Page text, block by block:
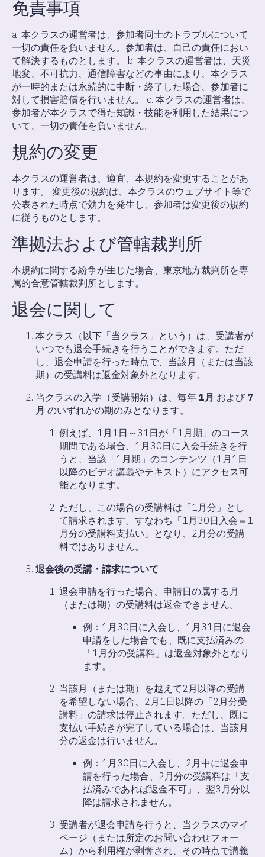
免責事項
a. 本クラスの運営者は、参加者同士のトラブルについて
一切の責任を負いません。参加者は、自己の責任におい
て解決するものとします。 b. 本クラスの運営者は、天災
地変、不可抗力、通信障害などの事由により、本クラス
が一時的または永続的に中断・終了した場合、参加者に
対して損害賠償を行いません。 c. 本クラスの運営者は、
参加者が本クラスで得た知識・技能を利用した結果につ
いて、一切の責任を負いません。
規約の変更
本クラスの運営者は、適宜、本規約を変更することがあ
ります。 変更後の規約は、本クラスのウェブサイト等で
公表された時点で効力を発生し、参加者は変更後の規約
に従うものとします。
準拠法および管轄裁判所
本規約に関する紛争が生じた場合、東京地方裁判所を専
属的合意管轄裁判所とします。
退会に関して
本クラス（以下「当クラス」という）は、受講者が
いつでも退会手続きを行うことができます。ただ
し、退会申請を行った時点で、当該月（または当該
期）の受講料は返金対象外となります。
当クラスの入学（受講開始）は、毎年 1月 および 7
月 のいずれかの期のみとなります。
例えば、1月1日～31日が「1月期」のコース
期間である場合、1月30日に入会手続きを行
うと、当該「1月期」のコンテンツ（1月1日
以降のビデオ講義やテキスト）にアクセス可
能となります。
ただし、この場合の受講料は「1月分」とし
て請求されます。すなわち「1月30日入会＝1
月分の受講料支払い」となり、2月分の受講
料ではありません。
退会後の受講・請求について
退会申請を行った場合、申請日の属する月
（または期）の受講料は返金できません。
例：1月30日に入会し、1月31日に退会
申請をした場合でも、既に支払済みの
「1月分の受講料」は返金対象外となり
ます。
当該月（または期）を越えて2月以降の受講
を希望しない場合、2月1日以降の「2月分受
講料」の請求は停止されます。ただし、既に
支払い手続きが完了している場合は、当該月
分の返金は行いません。
例：1月30日に入会し、2月中に退会申
請を行った場合、2月分の受講料は「支
払済みであれば返金不可」、翌3月分以
降は請求されません。
受講者が退会申請を行うと、当クラスのマイ
ページ（または所定のお問い合わせフォー
ム）から利用権が剥奪され、その時点で講義